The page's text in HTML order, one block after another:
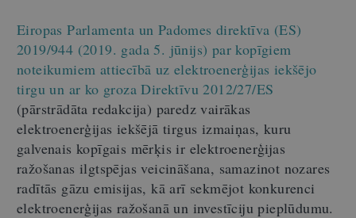
Eiropas Parlamenta un Padomes direktīva (ES)
2019/944 (2019. gada 5. jūnijs) par kopīgiem
noteikumiem attiecībā uz elektroenerģijas iekšējo
tirgu un ar ko groza Direktīvu 2012/27/ES
(pārstrādāta redakcija) paredz vairākas
elektroenerģijas iekšējā tirgus izmaiņas, kuru
galvenais kopīgais mērķis ir elektroenerģijas
ražošanas ilgtspējas veicināšana, samazinot nozares
radītās gāzu emisijas, kā arī sekmējot konkurenci
elektroenerģijas ražošanā un investīciju pieplūdumu.